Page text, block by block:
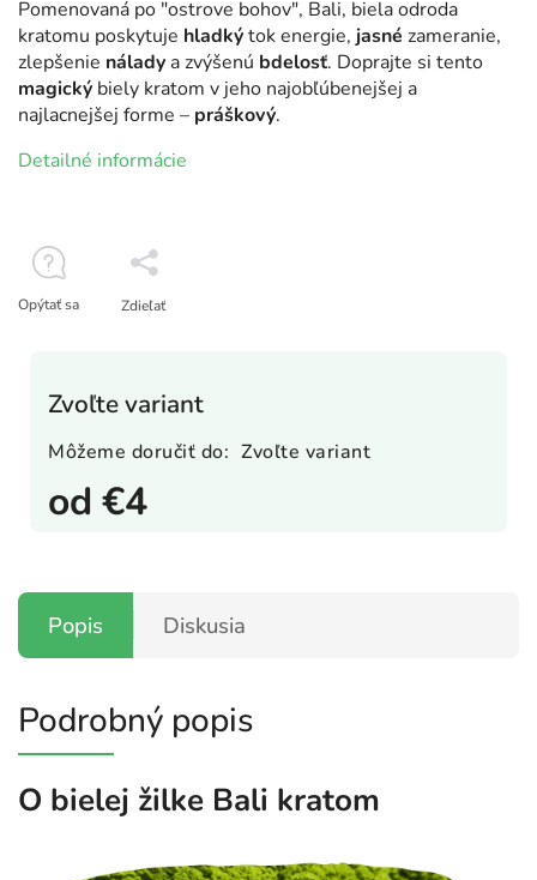
od€4
Zvoľte variant
Môžeme doručiť do: Zvoľte variant
Pomenovaná po "ostrove bohov", Bali, biela odroda
kratomu poskytuje hladkýtok energie, jasné zameranie,
zlepšenie nálady a zvýšenú bdelosť. Doprajte si tento
magický biely kratom v jeho najobľúbenejšej a
najlacnejšej forme – práškový.
Detailné informácie
Opýtať sa Zdieľať
Popis Diskusia
Podrobný popis
O bielej žilke Bali kratom